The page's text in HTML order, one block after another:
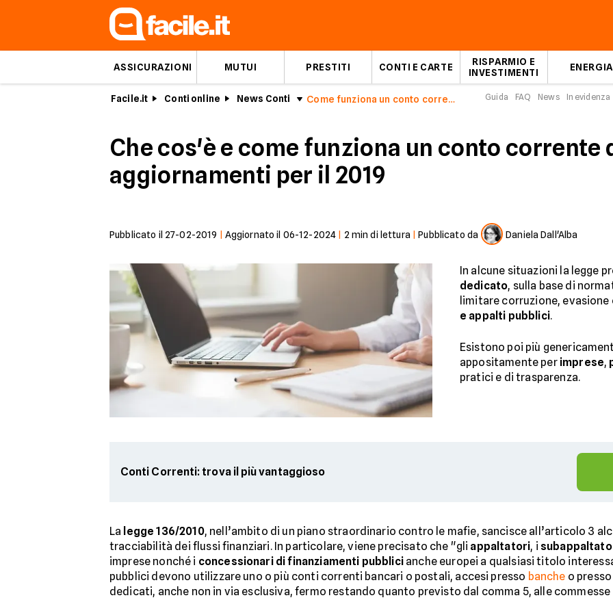
ASSICURAZIONI MUTUI PRESTITI CONTI E CARTE
RISPARMIO E
INVESTIMENTI
ENERGIA
Facile.it Conti online News Conti Come funziona un conto corrente dedicato Guida FAQ News In evidenza
Che cos'è e come funziona un conto
aggiornamenti per il 2019
Pubblicato il 27-02-2019 Aggiornato il 06-12-2024 2 min di lettura |Pubblicato da Daniela Dall'Alba
In alcune situazioni la legge
dedicato, sulla base di
limitare corruzione,
e appalti pubblici.
Esistono poi più
appositamente per imprese,
pratici e di trasparenza.
Conti Correnti: trova il più vantaggioso
La legge 136/2010, nell’ambito di un piano straordinario contro le mafie, sancisce all’articolo 3
tracciabilità dei flussi finanziari. In particolare, viene precisato che "gli appaltatori, i
imprese nonché i concessionari di finanziamenti pubblicianche europei a qualsiasi titolo
pubblici devono utilizzare uno o più conti correnti bancari o postali, accesi presso banche o
dedicati, anche non in via esclusiva, fermo restando quanto previsto dal comma 5, alle